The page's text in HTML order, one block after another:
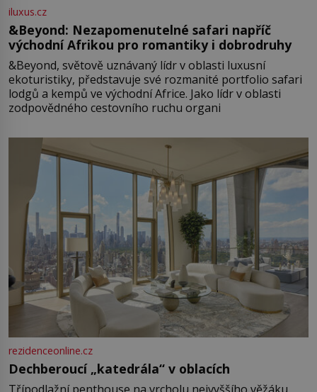
iluxus.cz
&Beyond: Nezapomenutelné safari napříč
východní Afrikou pro romantiky i dobrodruhy
&Beyond, světově uznávaný lídr v oblasti luxusní
ekoturistiky, představuje své rozmanité portfolio safari
lodgů a kempů ve východní Africe. Jako lídr v oblasti
zodpovědného cestovního ruchu organi
rezidenceonline.cz
Dechberoucí „katedrála“ v oblacích